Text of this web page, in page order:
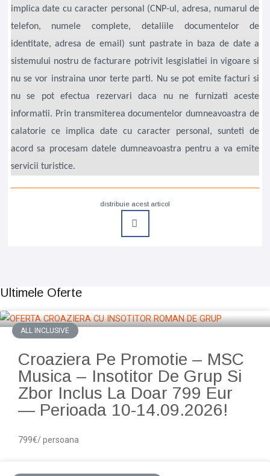
implica date cu caracter personal (CNP-ul, adresa, numarul de
telefon, numele complete, detaliile documentelor de
identitate, adresa de email) sunt pastrate in baza de date a
sistemului nostru de facturare potrivit lesgislatiei in vigoare si
nu se vor instraina unor terte parti. Nu se pot emite facturi si
nu se pot efectua rezervari daca nu ne furnizati aceste
informatii. Prin transmiterea documentelor dumneavoastra de
calatorie ce implica date cu caracter personal, sunteti de
acord sa procesam datele dumneavoastra pentru a va emite
servicii turistice.
distribuie acest articol
Ultimele Oferte
ALL INCLUSIVE
Croaziera Pe Promotie – MSC
Musica – Insotitor De Grup Si
Zbor Inclus La Doar 799 Eur
— Perioada 10-14.09.2026!
799€/ persoana